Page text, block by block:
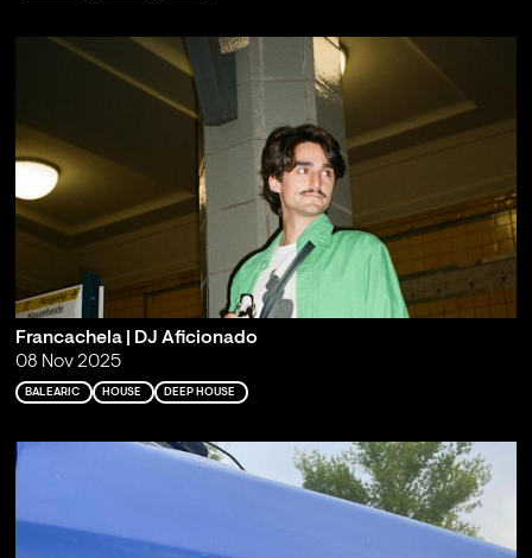
Francachela | DJ Aficionado
08 Nov 2025
BALEARIC HOUSE DEEP HOUSE